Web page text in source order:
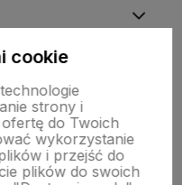
cookie
strony i
do Twoich
wykorzystanie
i przejść do
plików do swoich